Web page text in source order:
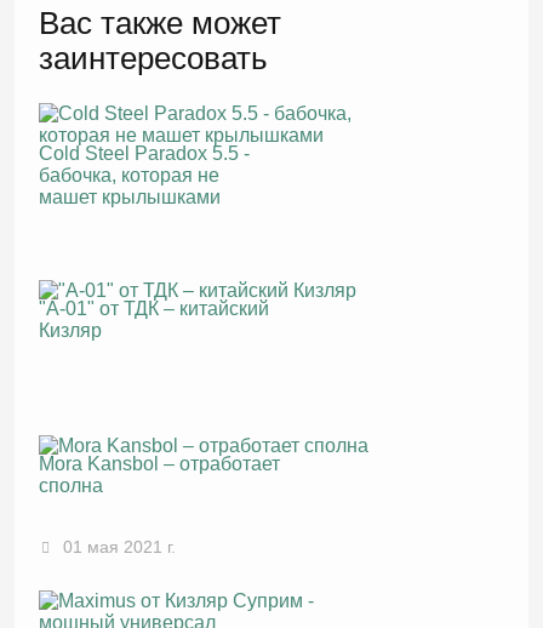
Вас также может
заинтересовать
Cold Steel Paradox 5.5 -
бабочка, которая не
машет крылышками
"А-01" от ТДК – китайский
Кизляр
Mora Kansbol – отработает
сполна
01 мая 2021 г.